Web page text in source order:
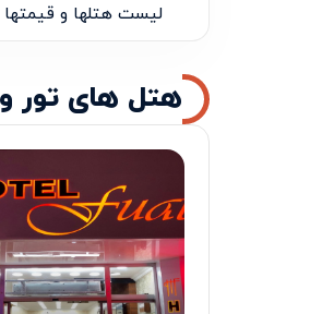
لیست هتلها و قیمتها
هتل های تور